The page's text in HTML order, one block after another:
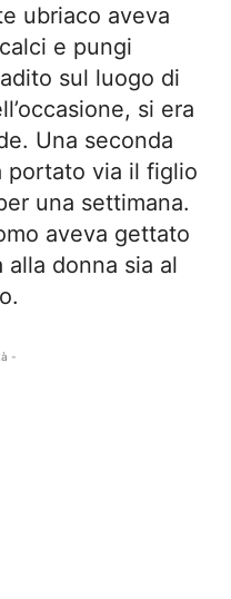
ubriaco aveva
e pungi
sul luogo di
si era
Una seconda
portato via il figlio
una settimana.
aveva gettato
alla donna sia al
-